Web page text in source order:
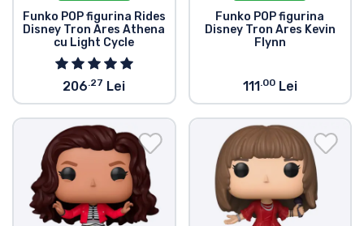
Funko POP figurina Rides
Disney Tron Ares Athena
cu Light Cycle
206.27 Lei
Funko POP figurina
Disney Tron Ares Kevin
Flynn
111.00Lei